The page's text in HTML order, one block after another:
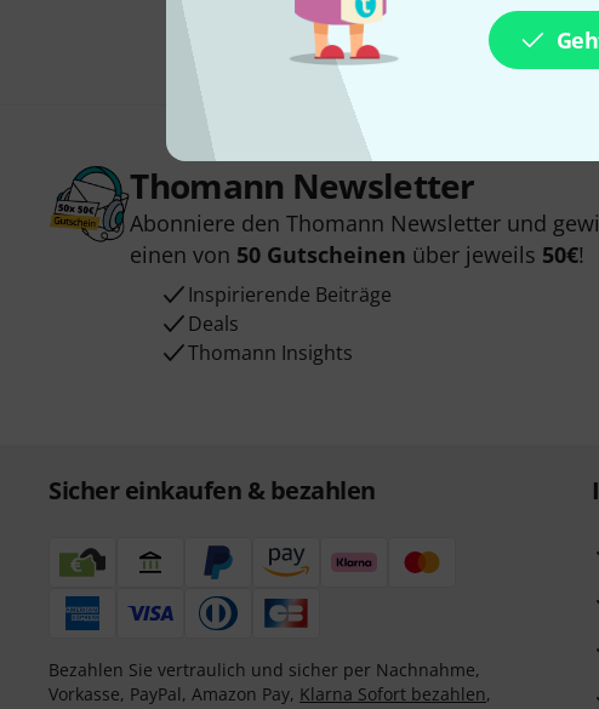
Thomann Newsletter
Abonniere den Thomann Newsletter und
einen von 50 Gutscheinen über jeweils 50€!
Inspirierende Beiträge
Deals
Thomann Insights
Sicher einkaufen & bezahlen
Bezahlen Sie vertraulich und sicher per Nachnahme,
Vorkasse, PayPal, Amazon Pay, Klarna Sofort bezahlen,